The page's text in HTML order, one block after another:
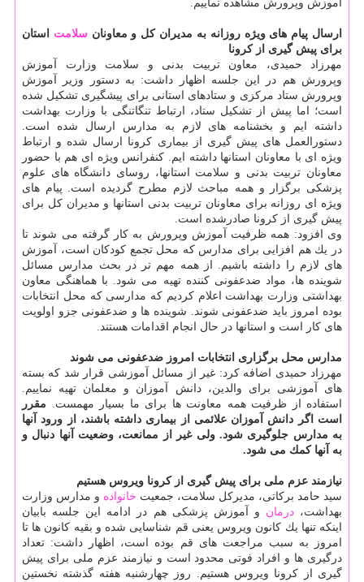
آموزش وپرورش مشاهده نماییم.
ارسال پیام های ویژه روزانه به مدیران كل و معاونانسلامت استان
برای پیش گیری از كرونا
مهرزاد حمیدی، معاون تربیت بدنی و سلامت وزارت آموزش
وپرورش هم در این جلسه اظهار داشت: به دستور وزیر آموزش
وپرورش ستاد مركزی و ستادهای استانی برای پیشگیری تشكیل شده
است؛ اما پیش از تشكیل ستاد، ارتباط تنگاتنگی با وزارت بهداشت
داشته ایم و بخشنامه های لازم به مدارس ارسال شده است.
دستورالعمل های پیش گیری از بیماری كرونا ارسال شده و ارتباط
ویژه ای با معاونان استانها داشته ایم. كنفرانس ویژه ای هم با حضور
معاونان تربیت بدنی و سلامت استانها، روسای دانشگاه های علوم
پزشكی برگزار و همه مباحث لازم مطرح گردیده است. پیام های
ویژه ای روزانه برای معاونان تربیت بدنی استانها و مدیران كل برای
پیش گیری از كرونا صادرشده است.
وی افزود: همه ظرفیت آموزش وپرورش به كار گرفته می شوند تا
در یك هم افزایی برای مدارس كه محل تجمع كودكان است، آموزش
های لازم را داشته باشیم. از همه مهم تر در بحث مدارس مسائل
شوینده ها، مواد ضدعفونی كننده تهیه می شود. با هماهنگی معاون
بهداشتی وزارت بهداشت اعلام كردیم كه مدارسی كه محل انتخابات
بوده امروز باید ضدعفونی شوند. شوینده ها و ضدعفونی جزو اولویت
های كار است و استانها در حال انجام اقدامات هستند.
مدارس محل برگزاری انتخابات امروز ضدعفونی می شوند
مهرزاد حمیدی اضافه كرد: غیر از مسائل آموزشی قرار شد كه بسته
های آموزشی برای والدین، دانش آموزان و معلمان تهیه نماییم.
استفاده از ظرفیت همه معاونت ها برای ما بسیار مهمست. مقرر
است اگر دانش آموزان علائمی از بیماری داشته باشند، از ورود آنها
به مدارس جلوگیری شود. ولی غیر از ممانعت، وضعیت آنها دنبال و
به آنها كمك می شود.
نیازمند عزم ملی برای پیش گیری از كرونا ویروس هستیم
سید حامد بركاتی، مدیركل سلامت، جمعیت خانواده و مدارس وزارت
بهداشت،درمان و آموزش پزشكی هم در ادامه این جلسه بابیان
اینكه تنها یك كانون ویروس یعنی قم شناسایی شده و بقیه كانون ها تا
امروز به سبب مراجعت های قم بوده است، اظهار داشت: تعداد
درگیری ها و افراد فوتی محدود است و نیازمند عزم ملی برای پیش
گیری از كرونا ویروس هستیم. روز چهارشنبه هفته گذشته نخستین